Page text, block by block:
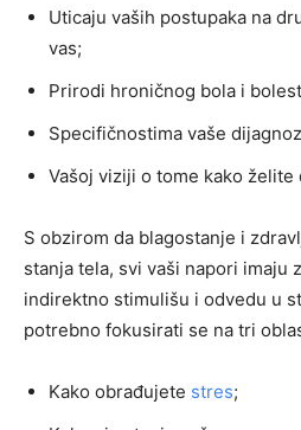
Uticaju vaših postupaka na
vas;
Prirodi hroničnog bola i
Specifičnostima vaše
Vašoj viziji o tome kako želite
S obzirom da blagostanje i
stanja tela, svi vaši napori imaju
indirektno stimulišu i odvedu u
potrebno fokusirati se na tri
Kako obrađujete stres;